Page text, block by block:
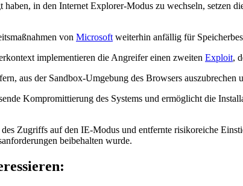
in den Internet Explorer-Modus zu wechseln, setzen
von Microsoft weiterhin anfällig für
implementieren die Angreifer einen zweiten Exploit,
aus der Sandbox-Umgebung des Browsers
Kompromittierung des Systems und ermöglicht die
Zugriffs auf den IE-Modus und entfernte risikoreiche
beibehalten wurde.